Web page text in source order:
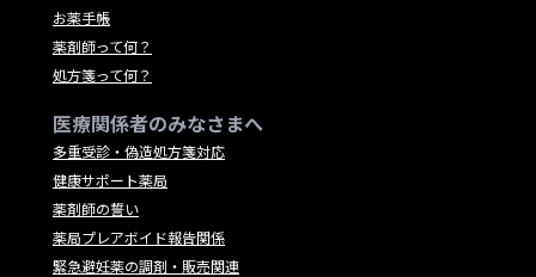
お薬手帳
薬剤師って何？
処方箋って何？
医療関係者のみなさまへ
多重受診・偽造処方箋対応
健康サポート薬局
薬剤師の誓い
薬局プレアボイド報告関係
緊急避妊薬の調剤・販売関連